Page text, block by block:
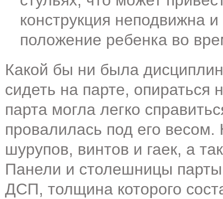
конструкция неподвижна
положение ребенка во
Какой бы ни была
сидеть на парте,
парта могла легко
провалилась под его
шурупов, винтов и гаек, а
Панели и столешницы
ДСП, толщина которого